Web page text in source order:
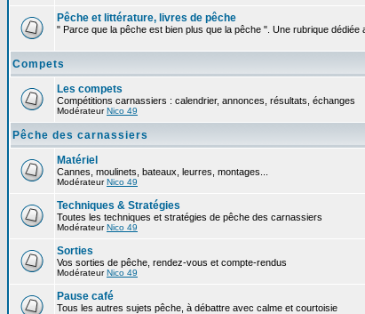
Pêche et littérature, livres de pêche
" Parce que la pêche est bien plus que la pêche ". Une rubrique
Compets
Les compets
Compétitions carnassiers : calendrier, annonces, résultats, échanges
ModérateurNico 49
Pêche des carnassiers
Matériel
Cannes, moulinets, bateaux, leurres, montages...
ModérateurNico 49
Techniques & Stratégies
Toutes les techniques et stratégies de pêche des carnassiers
ModérateurNico 49
Sorties
Vos sorties de pêche, rendez-vous et compte-rendus
ModérateurNico 49
Pause café
Tous les autres sujets pêche, à débattre avec calme et courtoisie